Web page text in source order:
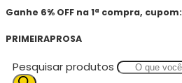
Ganhe 6% OFF na 1ª compra, cupom:
PRIMEIRAPROSA
Pesquisar produtos